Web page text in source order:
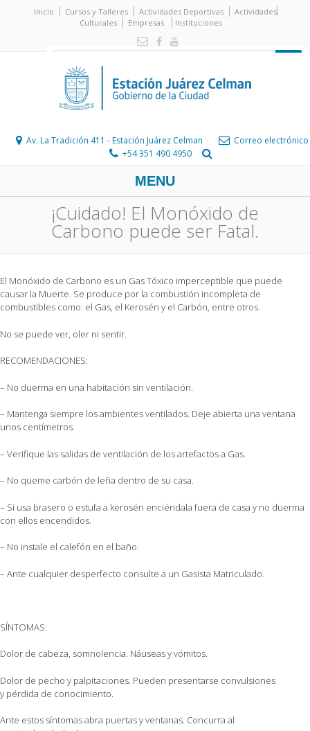
Inicio Cursos y Talleres Actividades Deportivas
Actividades
Culturales
Empresas Instituciones
Av. La Tradición 411 - Estación Juárez Celman
Correo electrónico
+54 351 490 4950
MENU
¡Cuidado! El Monóxido de
Carbono puede ser Fatal.
El Monóxido de Carbono es un Gas Tóxico imperceptible que puede
causar la Muerte. Se produce por la combustión incompleta de
combustibles como: el Gas, el Kerosén y el Carbón, entre otros.
No se puede ver, oler ni sentir.
RECOMENDACIONES:
– No duerma en una habitación sin ventilación.
– Mantenga siempre los ambientes ventilados. Deje abierta una ventana
unos centímetros.
– Verifique las salidas de ventilación de los artefactos a Gas.
– No queme carbón de leña dentro de su casa.
– Si usa brasero o estufa a kerosén enciéndala fuera de casa y no duerma
con ellos encendidos.
– No instale el calefón en el baño.
– Ante cualquier desperfecto consulte a un Gasista Matriculado.
SÍNTOMAS:
Dolor de cabeza, somnolencia. Náuseas y vómitos.
Dolor de pecho y palpitaciones. Pueden presentarse convulsiones
y pérdida de conocimiento.
Ante estos síntomas abra puertas y ventanas. Concurra al